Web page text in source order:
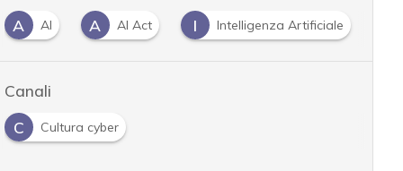
A AI Act I Intelligenza Artificiale P Privacy
Canali
C
Cultura cyber